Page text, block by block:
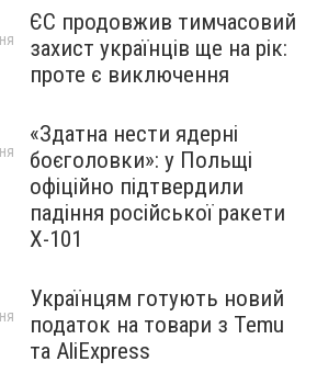
ЄС продовжив тимчасовий
захист українців ще на рік:
проте є виключення
«Здатна нести ядерні
боєголовки»: у Польщі
офіційно підтвердили
падіння російської ракети
Х-101
Українцям готують новий
податок на товари з Temu
та AliExpress